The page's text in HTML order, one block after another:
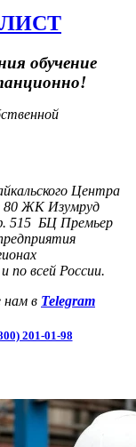
обучение
Центра
80 ЖК Изумруд
515 БЦ Премьер
по всей России.
нам в Telegram
201-01-98